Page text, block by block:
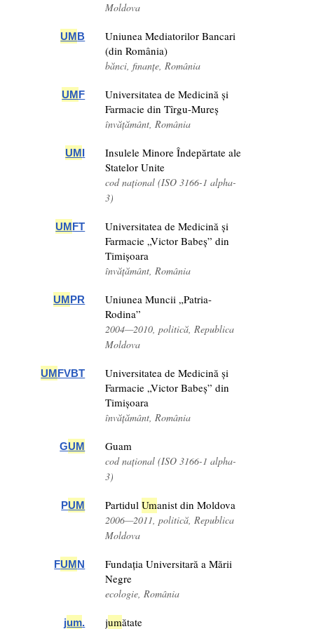
Moldova
UMB
Uniunea Mediatorilor Bancari
(din România)
bănci, finanțe, România
UMF
Universitatea de Medicină și
Farmacie din Tîrgu-Mureș
învățământ, România
UMI
Insulele Minore Îndepărtate ale
Statelor Unite
cod național (ISO 3166-1 alpha-
3)
UMFT
Universitatea de Medicină și
Farmacie „Victor Babeș” din
Timișoara
învățământ, România
UMPR
Uniunea Muncii „Patria-
Rodina”
2004—2010, politică, Republica
Moldova
UMFVBT
Universitatea de Medicină și
Farmacie „Victor Babeș” din
Timișoara
învățământ, România
GUM Guam
cod național (ISO 3166-1 alpha-
3)
PUM PartidulUmanist din Moldova
2006—2011, politică, Republica
Moldova
FUMN
Fundația Universitară a Mării
Negre
ecologie, România
jum. jumătate